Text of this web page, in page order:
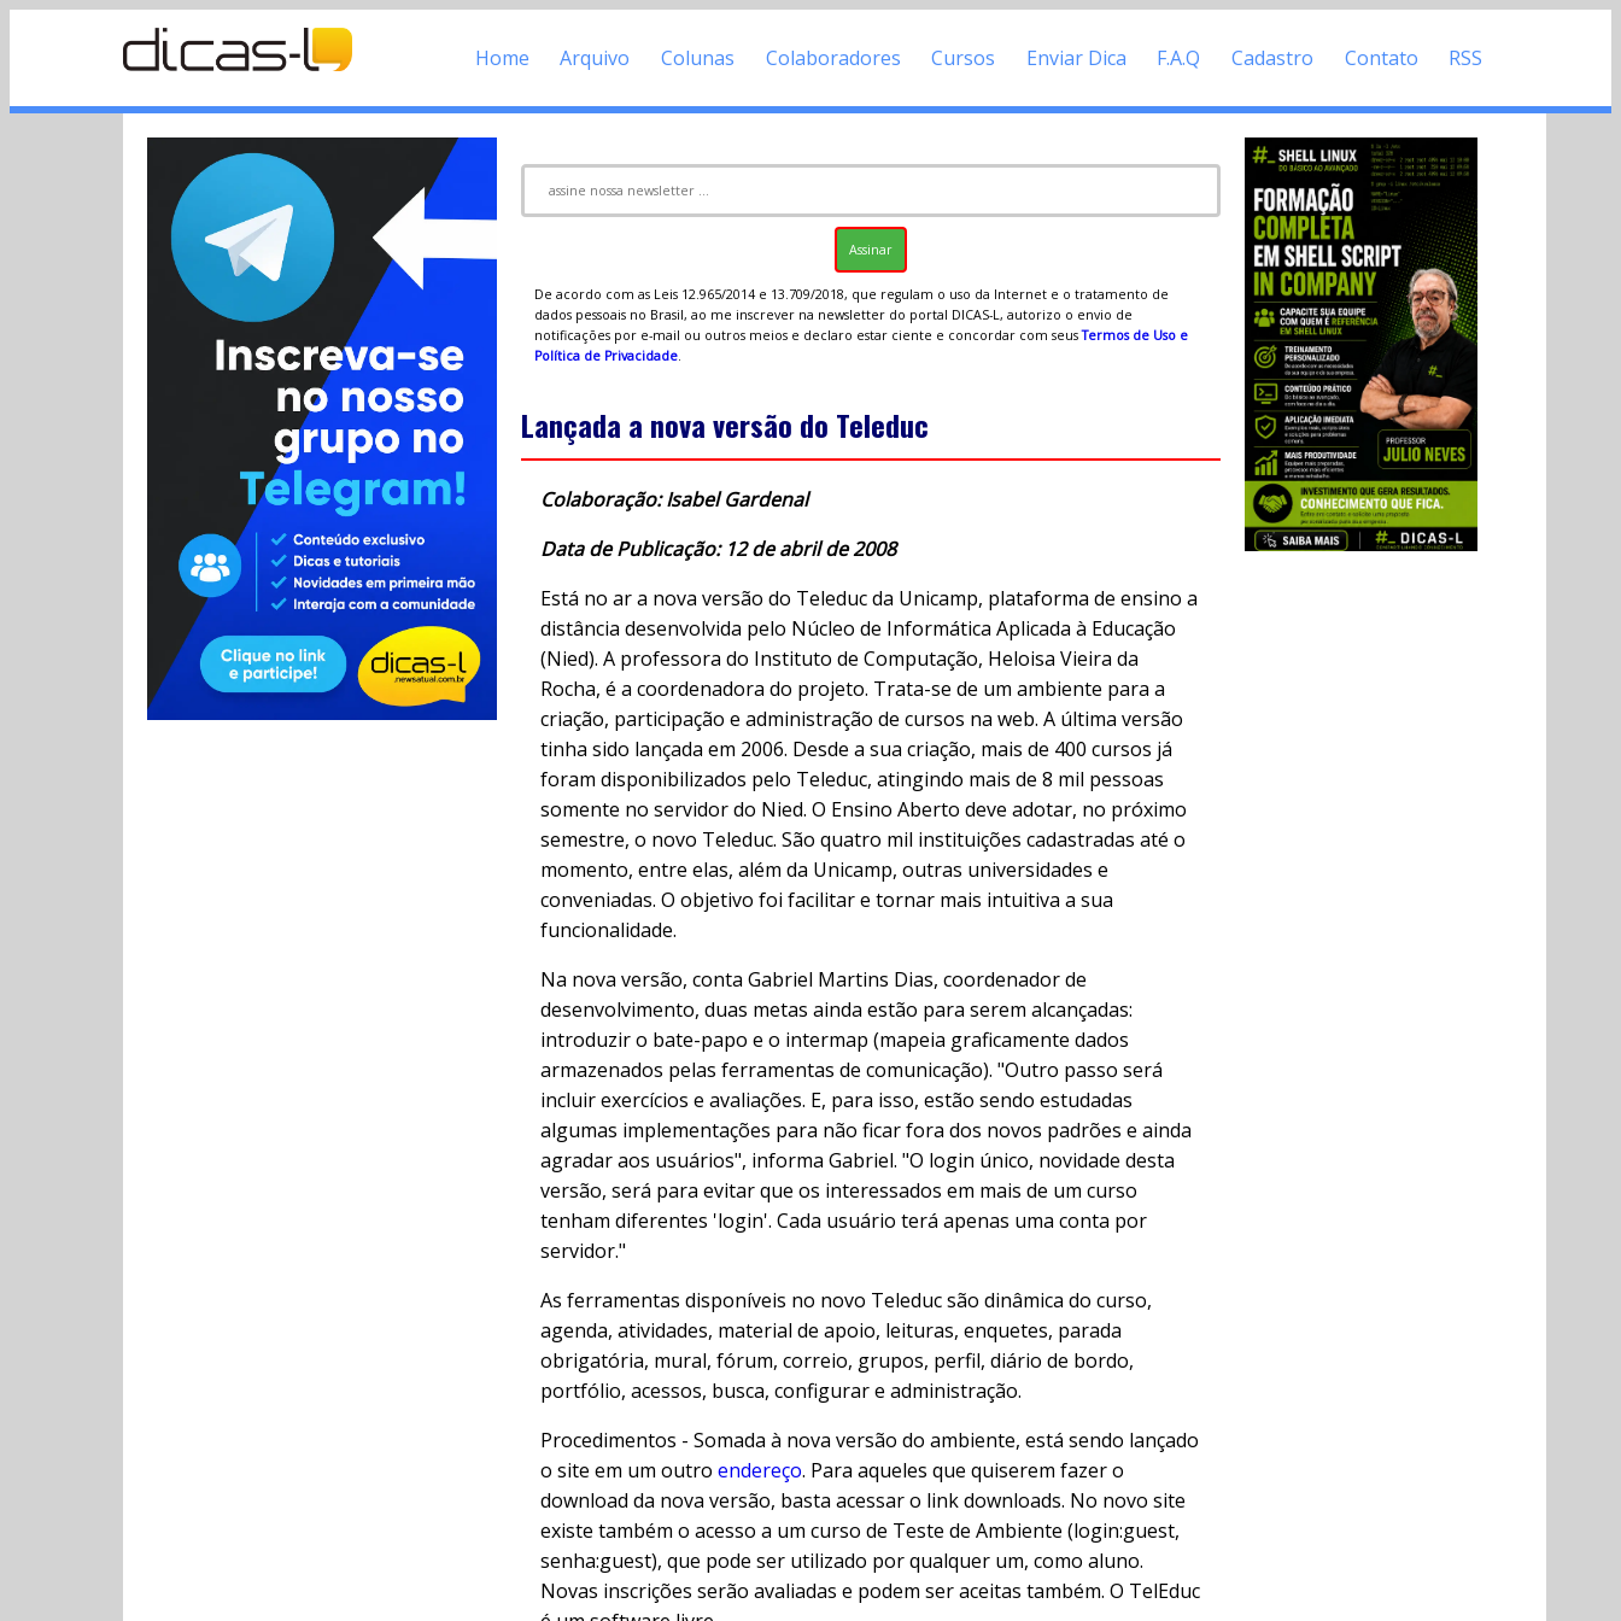
Home Arquivo Colunas Colaboradores Cursos Enviar Dica F.A.Q Cadastro Contato RSS
De acordo com as Leis 12.965/2014 e 13.709/2018, que regulam o uso da Internet e o tratamento de
dados pessoais no Brasil, ao me inscrever na newsletter do portal DICAS-L, autorizo o envio de
notificações por e-mail ou outros meios e declaro estar ciente e concordar com seusTermos de Uso e
Política de Privacidade.
Lançada a nova versão do Teleduc
Colaboração: Isabel Gardenal
Data de Publicação: 12 de abril de 2008
Está no ar a nova versão do Teleduc da Unicamp, plataforma de ensino a
distância desenvolvida pelo Núcleo de Informática Aplicada à Educação
(Nied). A professora do Instituto de Computação, Heloisa Vieira da
Rocha, é a coordenadora do projeto. Trata-se de um ambiente para a
criação, participação e administração de cursos na web. A última versão
tinha sido lançada em 2006. Desde a sua criação, mais de 400 cursos já
foram disponibilizados pelo Teleduc, atingindo mais de 8 mil pessoas
somente no servidor do Nied. O Ensino Aberto deve adotar, no próximo
semestre, o novo Teleduc. São quatro mil instituições cadastradas até o
momento, entre elas, além da Unicamp, outras universidades e
conveniadas. O objetivo foi facilitar e tornar mais intuitiva a sua
funcionalidade.
Na nova versão, conta Gabriel Martins Dias, coordenador de
desenvolvimento, duas metas ainda estão para serem alcançadas:
introduzir o bate-papo e o intermap (mapeia graficamente dados
armazenados pelas ferramentas de comunicação). "Outro passo será
incluir exercícios e avaliações. E, para isso, estão sendo estudadas
algumas implementações para não ficar fora dos novos padrões e ainda
agradar aos usuários", informa Gabriel. "O login único, novidade desta
versão, será para evitar que os interessados em mais de um curso
tenham diferentes 'login'. Cada usuário terá apenas uma conta por
servidor."
As ferramentas disponíveis no novo Teleduc são dinâmica do curso,
agenda, atividades, material de apoio, leituras, enquetes, parada
obrigatória, mural, fórum, correio, grupos, perfil, diário de bordo,
portfólio, acessos, busca, configurar e administração.
Procedimentos - Somada à nova versão do ambiente, está sendo lançado
o site em um outro endereço. Para aqueles que quiserem fazer o
download da nova versão, basta acessar o link downloads. No novo site
existe também o acesso a um curso de Teste de Ambiente (login:guest,
senha:guest), que pode ser utilizado por qualquer um, como aluno.
Novas inscrições serão avaliadas e podem ser aceitas também. O TelEduc